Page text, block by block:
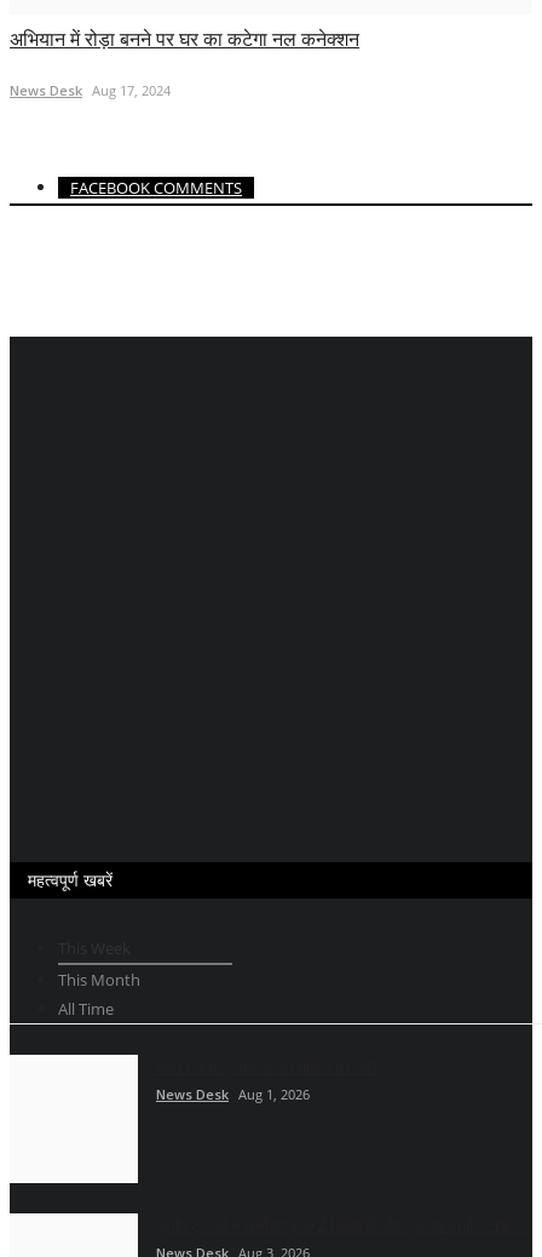
अभियान में रोड़ा बनने पर घर का कटेगा नल कनेक्शन
News Desk Aug 17, 2024
FACEBOOK COMMENTS
महत्वपूर्ण खबरें
This Month
All Time
News Desk Aug 1, 2026
News Desk Aug 3, 2026